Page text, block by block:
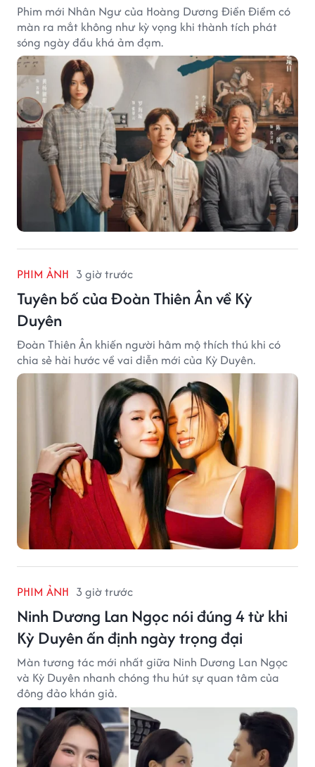
Phim mới Nhân Ngư của Hoàng Dương Điền Điềm có
màn ra mắt không như kỳ vọng khi thành tích phát
sóng ngày đầu khá ảm đạm.
PHIM ẢNH 3 giờ trước
Tuyên bố của Đoàn Thiên Ân về Kỳ
Duyên
Đoàn Thiên Ân khiến người hâm mộ thích thú khi có
chia sẻ hài hước về vai diễn mới của Kỳ Duyên.
PHIM ẢNH 3 giờ trước
Ninh Dương Lan Ngọc nói đúng 4 từ khi
Kỳ Duyên ấn định ngày trọng đại
Màn tương tác mới nhất giữa Ninh Dương Lan Ngọc
và Kỳ Duyên nhanh chóng thu hút sự quan tâm của
đông đảo khán giả.